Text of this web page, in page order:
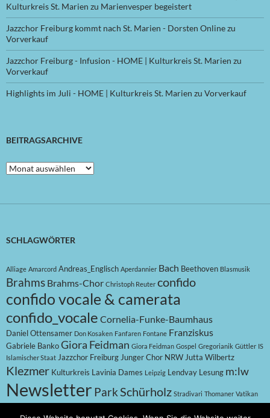
Kulturkreis St. Marien zu Marienvesper begeistert
Jazzchor Freiburg kommt nach St. Marien - Dorsten Onlinezu
Vorverkauf
Jazzchor Freiburg - Infusion - HOME | Kulturkreis St. Marien zu
Vorverkauf
Highlights im Juli - HOME | Kulturkreis St. Marien zu Vorverkauf
BEITRAGSARCHIVE
Beitragsarchive
SCHLAGWÖRTER
Alliage Amarcord Andreas_Englisch Aperdannier Bach Beethoven Blasmusik
Brahms Brahms-Chor Christoph Reuter confido
confido vocale & camerata
confido_vocale Cornelia-Funke-Baumhaus
Daniel Ottensamer Don Kosaken Fanfaren Fontane Franziskus
Gabriele BankoGiora Feidman Giora Feidman Gospel Gregorianik Güttler IS
Islamischer Staat Jazzchor Freiburg Junger Chor NRW Jutta Wilbertz
Klezmer Kulturkreis Lavinia Dames Leipzig Lendvay Lesung m:lw
Newsletter ParkSchürholz Stradivari Thomaner Vatikan
Villa